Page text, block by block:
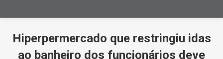
Hiperpermercado que restringiu idas
ao banheiro dos funcionários deve